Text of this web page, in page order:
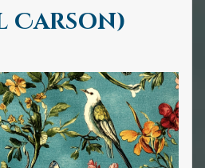
Carson)